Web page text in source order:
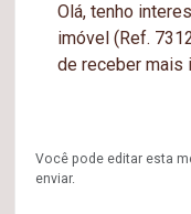
Você pode editar esta
enviar.